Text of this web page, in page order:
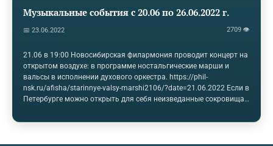
Музыкальные события с 20.06 по 26.06.2022 г.
📅 23.06.2022 2709 👁
21.06 в 19:00 Новосибирская филармония проводит концерт на
открытом воздухе: в программе ностальгические марши и
вальсы в исполнении духового оркестра. https://phil-
nsk.ru/afisha/starinnye-valsy-marshi2106/?date=21.06.2022 Если в
Петербурге можно открыть для себя неизведанные сокровища
насладиться культовым произведением Кристофа
оперы и балета состоится премьера постановки оперы “Орфей и